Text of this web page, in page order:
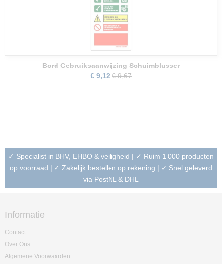
Bord Gebruiksaanwijzing Schuimblusser
€ 9,12 € 9,67
✓ Specialist in BHV, EHBO & veiligheid | ✓ Ruim 1.000 producten
op voorraad | ✓ Zakelijk bestellen op rekening | ✓ Snel geleverd
via PostNL & DHL
Informatie
Contact
Over Ons
Algemene Voorwaarden